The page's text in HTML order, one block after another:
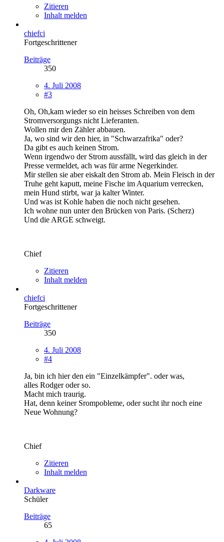
Zitieren
Inhalt melden
chiefci
Fortgeschrittener
Beiträge
350
4. Juli 2008
#3
Oh, Oh,kam wieder so ein heisses Schreiben von dem
Stromversorgungs nicht Lieferanten.
Wollen mir den Zähler abbauen.
Ja, wo sind wir den hier, in "Schwarzafrika" oder?
Da gibt es auch keinen Strom.
Wenn irgendwo der Strom aussfällt, wird das gleich in der
Presse vermeldet, ach was für arme Negerkinder.
Mir stellen sie aber eiskalt den Strom ab. Mein Fleisch in der
Truhe geht kaputt, meine Fische im Aquarium verrecken,
mein Hund stirbt, war ja kalter Winter.
Und was ist Kohle haben die noch nicht gesehen.
Ich wohne nun unter den Brücken von Paris. (Scherz)
Und die ARGE schweigt.
Chief
Zitieren
Inhalt melden
chiefci
Fortgeschrittener
Beiträge
350
4. Juli 2008
#4
Ja, bin ich hier den ein "Einzelkämpfer". oder was,
alles Rodger oder so.
Macht mich traurig.
Hat, denn keiner Srompobleme, oder sucht ihr noch eine
Neue Wohnung?
Chief
Zitieren
Inhalt melden
Darkware
Schüler
Beiträge
65